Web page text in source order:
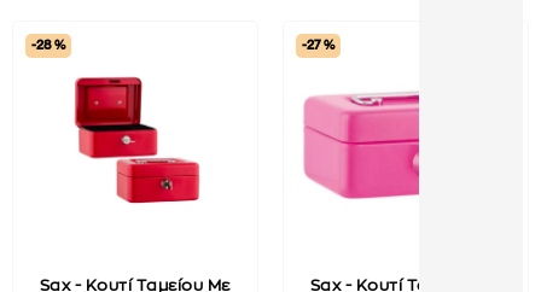
-28 %
Sax - Κουτί Ταμείου Με
-27 %
Sax - Κουτί Ταμείου Με